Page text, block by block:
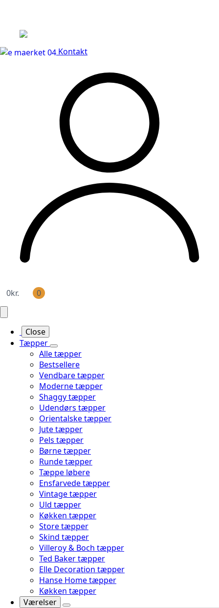
Kontakt
0kr. 0
Close
Tæpper
Alle tæpper
Bestsellere
Vendbare tæpper
Moderne tæpper
Shaggy tæpper
Udendørs tæpper
Orientalske tæpper
Jute tæpper
Pels tæpper
Børne tæpper
Runde tæpper
Tæppe løbere
Ensfarvede tæpper
Vintage tæpper
Uld tæpper
Køkken tæpper
Store tæpper
Skind tæpper
Villeroy & Boch tæpper
Ted Baker tæpper
Elle Decoration tæpper
Hanse Home tæpper
Køkken tæpper
Værelser